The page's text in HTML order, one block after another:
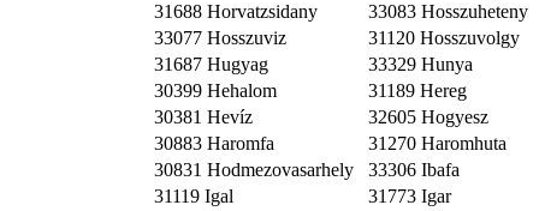
31688 Horvatzsidany
33083 Hosszuheteny
33077 Hosszuviz
31120 Hosszuvolgy
31687 Hugyag
33329 Hunya
30399 Hehalom
31189 Hereg
30381 Hevíz
32605 Hogyesz
30883 Haromfa
31270 Haromhuta
30831 Hodmezovasarhely
33306 Ibafa
31119 Igal
31773 Igar